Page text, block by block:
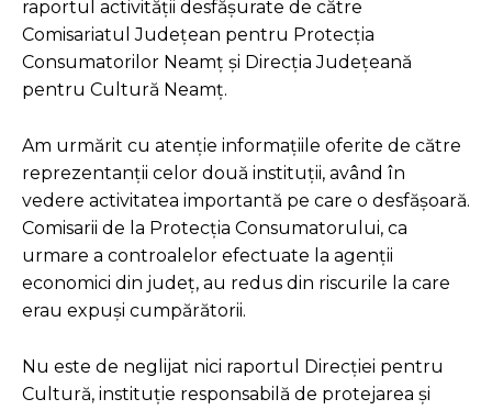
raportul activității desfășurate de către
Comisariatul Judeţean pentru Protecţia
Consumatorilor Neamţ și Direcția Județeană
pentru Cultură Neamț.
Am urmărit cu atenție informațiile oferite de către
reprezentanții celor două instituții, având în
vedere activitatea importantă pe care o desfășoară.
Comisarii de la Protecția Consumatorului, ca
urmare a controalelor efectuate la agenții
economici din județ, au redus din riscurile la care
erau expuși cumpărătorii.
Nu este de neglijat nici raportul Direcției pentru
Cultură, instituție responsabilă de protejarea și